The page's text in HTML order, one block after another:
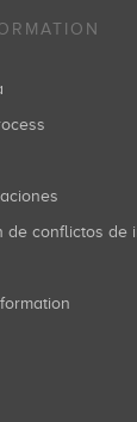
de conflictos de